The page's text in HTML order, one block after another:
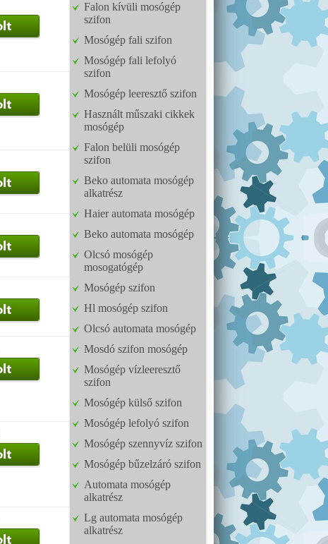
Falon kívüli mosógép
szifon
Mosógép fali szifon
Mosógép fali lefolyó
szifon
Mosógép leeresztő szifon
Használt műszaki cikkek
mosógép
Falon belüli mosógép
szifon
Beko automata mosógép
alkatrész
Haier automata mosógép
Beko automata mosógép
Olcsó mosógép
mosogatógép
Mosógép szifon
Hl mosógép szifon
Olcsó automata mosógép
Mosdó szifon mosógép
Mosógép vízleeresztő
szifon
Mosógép külső szifon
Mosógép lefolyó szifon
Mosógép szennyvíz szifon
Mosógép bűzelzáró szifon
Automata mosógép
alkatrész
Lg automata mosógép
alkatrész